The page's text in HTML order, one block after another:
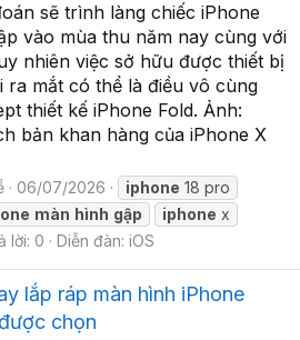
sẽ trình làng chiếc iPhone
vào mùa thu năm nay cùng với
nhiên việc sở hữu được thiết bị
ra mắt có thể là điều vô cùng
thiết kế iPhone Fold. Ảnh:
bản khan hàng của iPhone X
06/07/2026 iphone 18 pro
màn hình gập iphone x
lời: 0 Diễn đàn: iOS
lắp ráp màn hình iPhone
chọn